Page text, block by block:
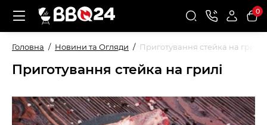
0
Головна Новини та Огляди Приготування стейка на грилі
Приготування стейка на грилі